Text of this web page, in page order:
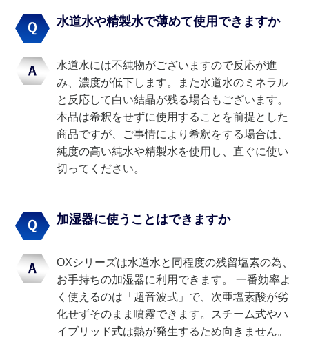
水道水や精製水で薄めて使用できますか
水道水には不純物がございますので反応が進
み、濃度が低下します。また水道水のミネラル
と反応して白い結晶が残る場合もございます。
本品は希釈をせずに使用することを前提とした
商品ですが、ご事情により希釈をする場合は、
純度の高い純水や精製水を使用し、直ぐに使い
切ってください。
加湿器に使うことはできますか
OXシリーズは水道水と同程度の残留塩素の為、
お手持ちの加湿器に利用できます。 一番効率よ
く使えるのは「超音波式」で、次亜塩素酸が劣
化せずそのまま噴霧できます。スチーム式やハ
イブリッド式は熱が発生するため向きません。